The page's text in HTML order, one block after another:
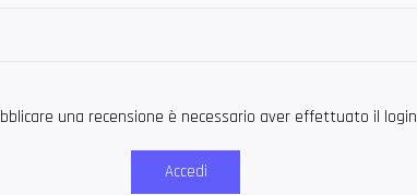
una recensione è necessario aver effettuato il login
Accedi